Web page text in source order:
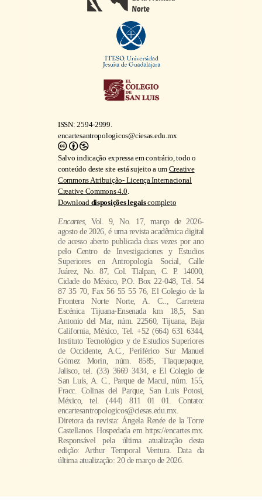
ISSN: 2594-2999.
encartesantropologicos@ciesas.edu.mx
Salvo indicação expressa em contrário, todo o
conteúdo deste site está sujeito a um Creative
Commons Atribuição- Licença Internacional
Creative Commons 4.0.
Download disposições legaiscompleto
Encartes, Vol. 9, No. 17, março de 2026-
agosto de 2026, é uma revista acadêmica digital
de acesso aberto publicada duas vezes por ano
pelo Centro de Investigaciones y Estudios
Superiores en Antropología Social, Calle
Juárez, No. 87, Col. Tlalpan, C. P. 14000,
Cidade do México, P.O. Box 22-048, Tel. 54
87 35 70, Fax 56 55 55 76, El Colegio de la
Frontera Norte Norte, A. C.., Carretera
Escénica Tijuana-Ensenada km 18,5, San
Antonio del Mar, núm. 22560, Tijuana, Baja
California, México, Tel. +52 (664) 631 6344,
Instituto Tecnológico y de Estudios Superiores
de Occidente, A.C., Periférico Sur Manuel
Gómez Morin, núm. 8585, Tlaquepaque,
Jalisco, tel. (33) 3669 3434, e El Colegio de
San Luís, A. C., Parque de Macul, núm. 155,
Fracc. Colinas del Parque, San Luis Potosi,
México, tel. (444) 811 01 01. Contato:
encartesantropologicos@ciesas.edu.mx.
Diretora da revista: Ángela Renée de la Torre
Castellanos. Hospedada em https://encartes.mx.
Responsável pela última atualização desta
edição: Arthur Temporal Ventura. Data da
última atualização: 20 de março de 2026.